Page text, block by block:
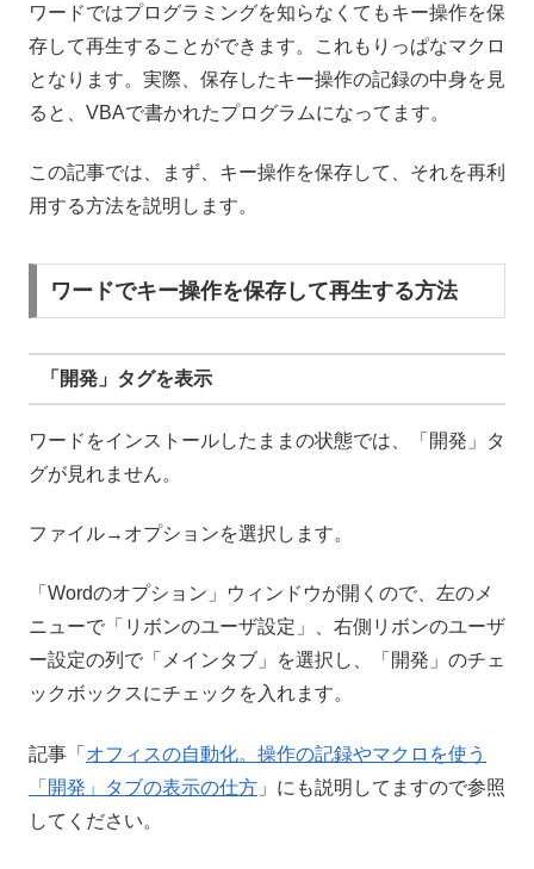
ワードではプログラミングを知らなくてもキー操作を保
存して再生することができます。これもりっぱなマクロ
となります。実際、保存したキー操作の記録の中身を見
ると、VBAで書かれたプログラムになってます。
この記事では、まず、キー操作を保存して、それを再利
用する方法を説明します。
ワードでキー操作を保存して再生する方法
「開発」タグを表示
ワードをインストールしたままの状態では、「開発」タ
グが見れません。
ファイル→オプションを選択します。
「Wordのオプション」ウィンドウが開くので、左のメ
ニューで「リボンのユーザ設定」、右側リボンのユーザ
ー設定の列で「メインタブ」を選択し、「開発」のチェ
ックボックスにチェックを入れます。
記事「 オフィスの自動化。操作の記録やマクロを使う
「開発」タブの表示の仕方 」にも説明してますので参照
してください。